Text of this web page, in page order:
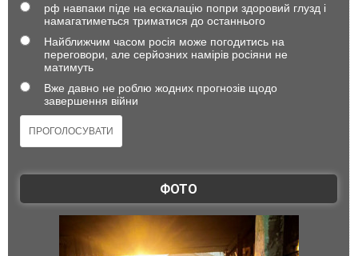
рф навпаки піде на ескалацію попри здоровий глузд і
намагатиметься триматися до останнього
Найближчим часом росія може погодитись на
переговори, але серйозних намірів росіяни не
матимуть
Вже давно не роблю жодних прогнозів щодо
завершення війни
ФОТО